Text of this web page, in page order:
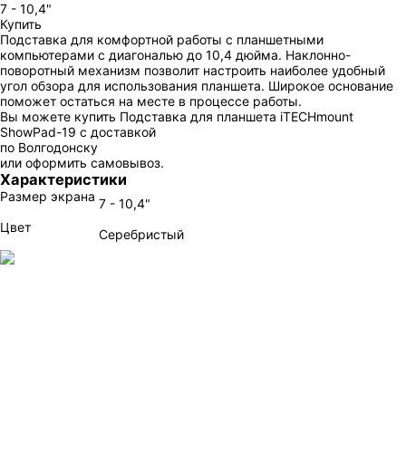
7 - 10,4"
Купить
Подставка для комфортной работы с планшетными
компьютерами с диагональю до 10,4 дюйма. Наклонно-
поворотный механизм позволит настроить наиболее удобный
угол обзора для использования планшета. Широкое основание
поможет остаться на месте в процессе работы.
Вы можете купить Подставка для планшета iTECHmount
ShowPad-19 с доставкой
по Волгодонску
или оформить самовывоз.
Характеристики
Размер экрана 7 - 10,4"
Цвет
Серебристый